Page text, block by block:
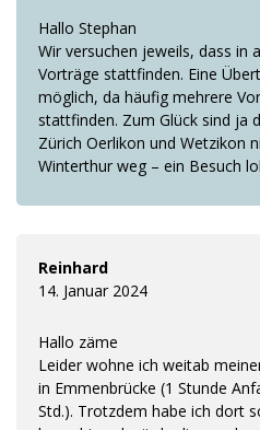
Hallo Stephan
Wir versuchen jeweils, dass in
Vorträge stattfinden. Eine
möglich, da häufig mehrere
stattfinden. Zum Glück sind ja
Zürich Oerlikon und Wetzikon
Winterthur weg – ein Besuch
Reinhard
14. Januar 2024
Hallo zäme
Leider wohne ich weitab
in Emmenbrücke (1 Stunde
Std.). Trotzdem habe ich dort